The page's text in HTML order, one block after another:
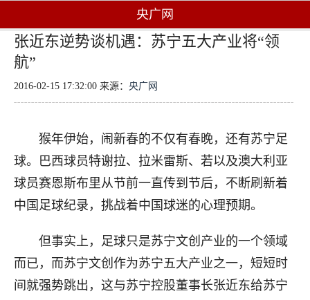
央广网
张近东逆势谈机遇：苏宁五大产业将“领
航”
2016-02-15 17:32:00 来源： 央广网
猴年伊始，闹新春的不仅有春晚，还有苏宁足
球。巴西球员特谢拉、拉米雷斯、若以及澳大利亚
球员赛恩斯布里从节前一直传到节后，不断刷新着
中国足球纪录，挑战着中国球迷的心理预期。
但事实上，足球只是苏宁文创产业的一个领域
而已，而苏宁文创作为苏宁五大产业之一，短短时
间就强势跳出，这与苏宁控股董事长张近东给苏宁